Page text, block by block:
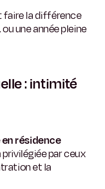
faire la différence
une année pleine
: intimité
résidence
par ceux
et la